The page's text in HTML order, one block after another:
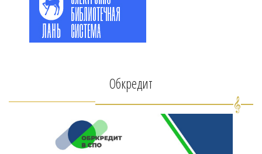
Обкредит